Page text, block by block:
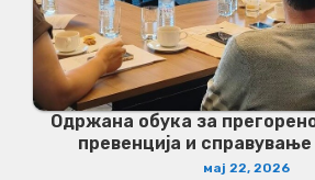
Одржана обука за
превенција и
мај 22, 2026